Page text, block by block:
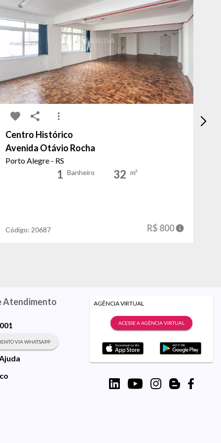
Centro Histórico
Avenida Otávio Rocha
Porto Alegre - RS
1 Banheiro 32 m²
Código: 20687 R$ 800
Atendimento
VIA WHATSAPP
AGÊNCIA VIRTUAL
ACESSE A AGÊNCIA VIRTUAL